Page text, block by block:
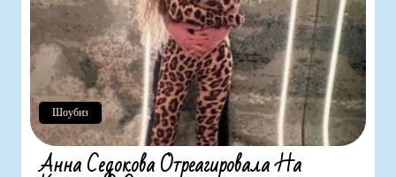
Анна Седокова Отреагировала На
Шоубиз